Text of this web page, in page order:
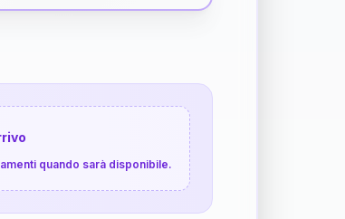
quando sarà disponibile.